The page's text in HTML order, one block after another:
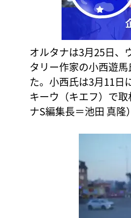
オルタナは3月25日、
タリー作家の小西遊
た。小西氏は3月11日
キーウ（キエフ）で
ナS編集長＝池田 真隆）